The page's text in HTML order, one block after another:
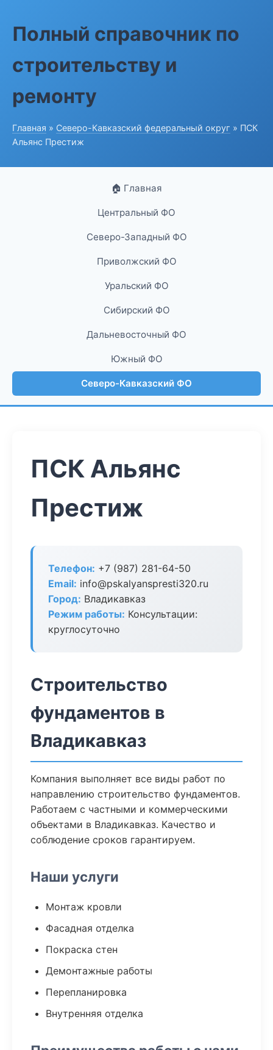
Полный справочник по
строительству и
ремонту
Главная » Северо-Кавказский федеральный округ » ПСК
Альянс Престиж
🏠 Главная
Центральный ФО
Северо-Западный ФО
Приволжский ФО
Уральский ФО
Сибирский ФО
Дальневосточный ФО
Южный ФО
Северо-Кавказский ФО
ПСК Альянс
Престиж
Телефон: +7 (987) 281-64-50
Email: info@pskalyanspresti320.ru
Город: Владикавказ
Режим работы: Консультации:
круглосуточно
Строительство
фундаментов в
Владикавказ
Компания выполняет все виды работ по
направлению строительство фундаментов.
Работаем с частными и коммерческими
объектами в Владикавказ. Качество и
соблюдение сроков гарантируем.
Наши услуги
Монтаж кровли
Фасадная отделка
Покраска стен
Демонтажные работы
Перепланировка
Внутренняя отделка